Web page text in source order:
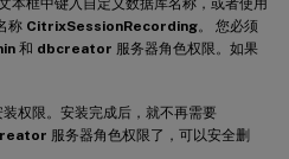
称 CitrixSessionRecording。 您必须
和 dbcreator 服务器角色权限。如果
权限。安装完成后，就不再需要
服务器角色权限了，可以安全删